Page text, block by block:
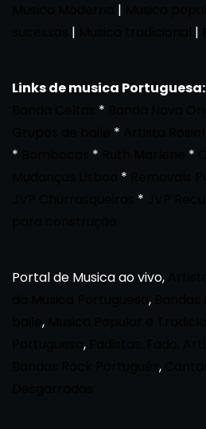
|
| |
Links de musica Portuguesa:
*
*
*
* *
*
*
Portal de Musica ao vivo,
,
,
,
,